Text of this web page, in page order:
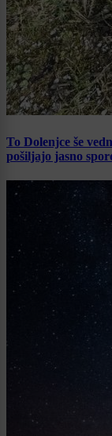
To Dolenjce še
pošiljajo jasno